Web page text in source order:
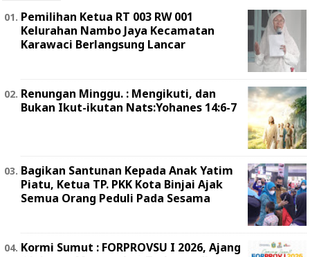
Pemilihan Ketua RT 003 RW 001
Kelurahan Nambo Jaya Kecamatan
Karawaci Berlangsung Lancar
Renungan Minggu. : Mengikuti, dan
Bukan Ikut-ikutan Nats:Yohanes 14:6-7
Bagikan Santunan Kepada Anak Yatim
Piatu, Ketua TP. PKK Kota Binjai Ajak
Semua Orang Peduli Pada Sesama
Kormi Sumut : FORPROVSU I 2026, Ajang